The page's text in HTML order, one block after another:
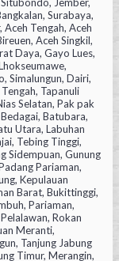
Surabaya,
Aceh Tengah, Aceh
Aceh Singkil,
Daya, Gayo Lues,
Simalungun, Dairi,
Tapanuli
Selatan, Pak pak
Batubara,
Utara, Labuhan
Tebing Tinggi,
Sidempuan, Gunung
Pariaman,
Kepulauan
Barat, Bukittinggi,
Pariaman,
Rokan
Meranti,
Tanjung Jabung
Timur, Merangin,